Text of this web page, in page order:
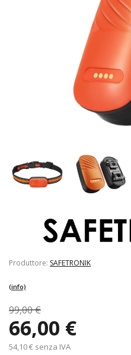
Produttore: SAFETRONIK
(info)
99,00 €
66,00 €
54,10 € senza IVA